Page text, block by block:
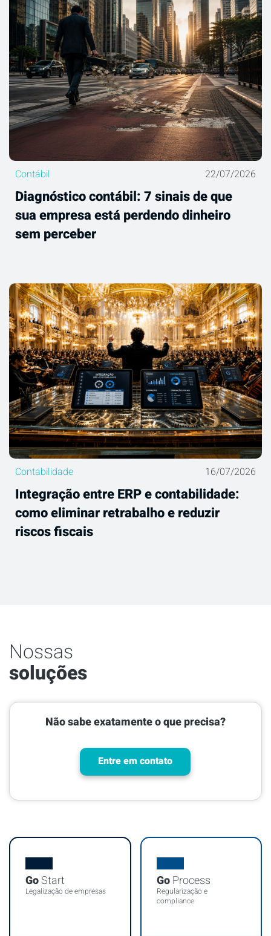
Contábil 22/07/2026
Diagnóstico contábil: 7 sinais de que
sua empresa está perdendo dinheiro
sem perceber
Contabilidade 16/07/2026
Integração entre ERP e contabilidade:
como eliminar retrabalho e reduzir
riscos fiscais
Nossas
soluções
Não sabe exatamente o que precisa?
Entre em contato
GoStart
Legalização de empresas
GoProcess
Regularização e
compliance